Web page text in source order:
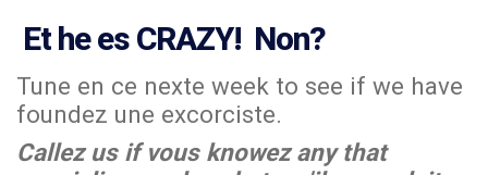
Et he es CRAZY! Non?
Tune en ce nexte week to see if we have
foundez une excorciste.
Callez us if vous knowez any that